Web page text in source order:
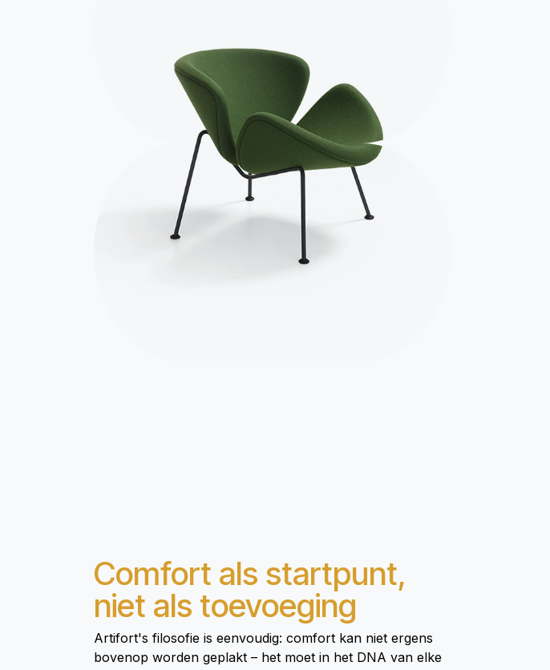
Comfort als startpunt,
niet als toevoeging
Artifort's filosofie is eenvoudig: comfort kan niet ergens
bovenop worden geplakt – het moet in het DNA van elke